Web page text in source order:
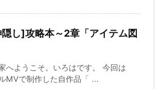
し]攻略本～2章「アイテム図
へようこそ。いろはです。 今回は
MVで制作した自作品「 ...